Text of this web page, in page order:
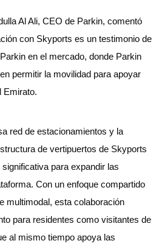
Al Ali, CEO de Parkin, comentó
con Skyports es un testimonio de
en el mercado, donde Parkin
permitir la movilidad para apoyar
Emirato.
red de estacionamientos y la
de vertipuertos de Skyports
para expandir las
Con un enfoque compartido
multimodal, esta colaboración
para residentes como visitantes de
al mismo tiempo apoya las